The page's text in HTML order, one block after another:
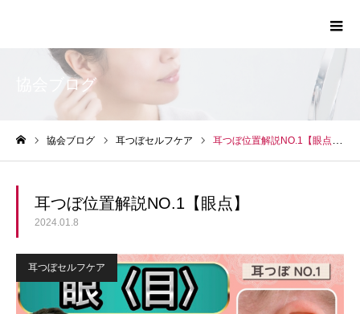
日本ナチュラリスト協会ー6時間で耳つぼを学び資格
協会ブログ
協会ブログ 耳つぼセルフケア 耳つぼ位置解説NO.1【眼点】
耳つぼ位置解説NO.1【眼点】
2024.01.8
耳つぼセルフケア